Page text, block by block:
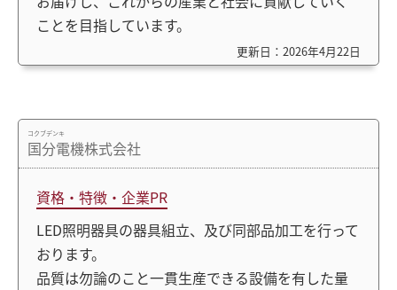
ことを目指しています。
更新日：2026年4月22日
コクブデンキ
国分電機株式会社
資格・特徴・企業PR
LED照明器具の器具組立、及び同部品加工を行って
おります。
品質は勿論のこと一貫生産できる設備を有した量